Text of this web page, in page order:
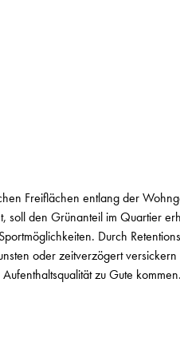
Freiflächen entlang der
soll den Grünanteil im Quartier
Durch
oder zeitverzögert
zu Gute